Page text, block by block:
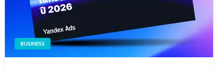
BUSINESS